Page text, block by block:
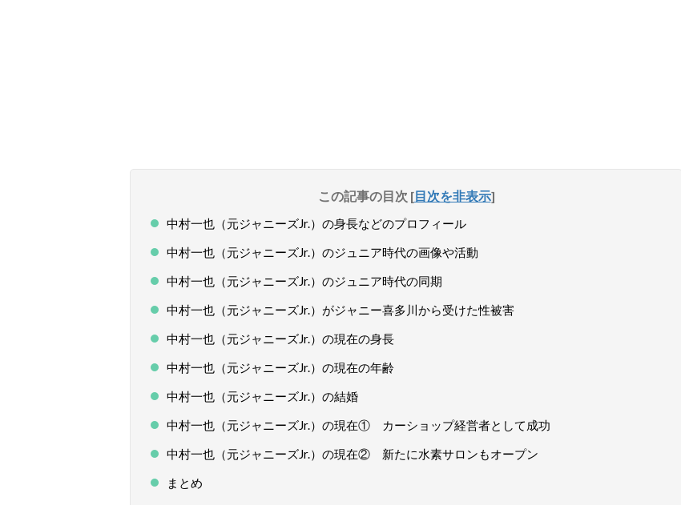
この記事の目次 [目次を非表示]
中村一也（元ジャニーズJr.）の身長などのプロフィール
中村一也（元ジャニーズJr.）のジュニア時代の画像や活動
中村一也（元ジャニーズJr.）のジュニア時代の同期
中村一也（元ジャニーズJr.）がジャニー喜多川から受けた性被害
中村一也（元ジャニーズJr.）の現在の身長
中村一也（元ジャニーズJr.）の現在の年齢
中村一也（元ジャニーズJr.）の結婚
中村一也（元ジャニーズJr.）の現在① カーショップ経営者として成功
中村一也（元ジャニーズJr.）の現在② 新たに水素サロンもオープン
まとめ